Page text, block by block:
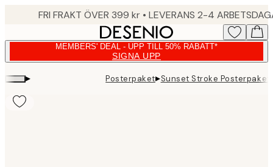
FRI FRAKT ÖVER 399 kr • LEVERANS 2-4
MEMBERS' DEAL - UPP TILL 50% RABATT*
SIGNA UPP
▸ Posterpaket▸Sunset Stroke Posterpaket